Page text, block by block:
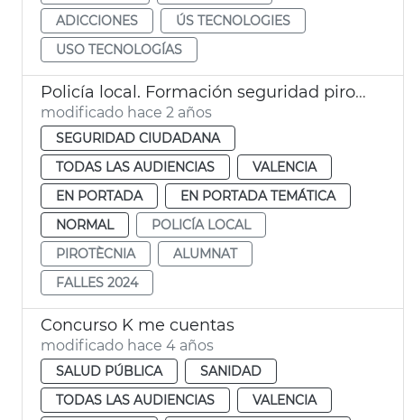
ADICCIONES
ÚS TECNOLOGIES
USO TECNOLOGÍAS
Policía local. Formación seguridad pirotecnia en colegios
modificado hace 2 años
SEGURIDAD CIUDADANA
TODAS LAS AUDIENCIAS
VALENCIA
EN PORTADA
EN PORTADA TEMÁTICA
NORMAL
POLICÍA LOCAL
PIROTÈCNIA
ALUMNAT
FALLES 2024
Concurso K me cuentas
modificado hace 4 años
SALUD PÚBLICA
SANIDAD
TODAS LAS AUDIENCIAS
VALENCIA